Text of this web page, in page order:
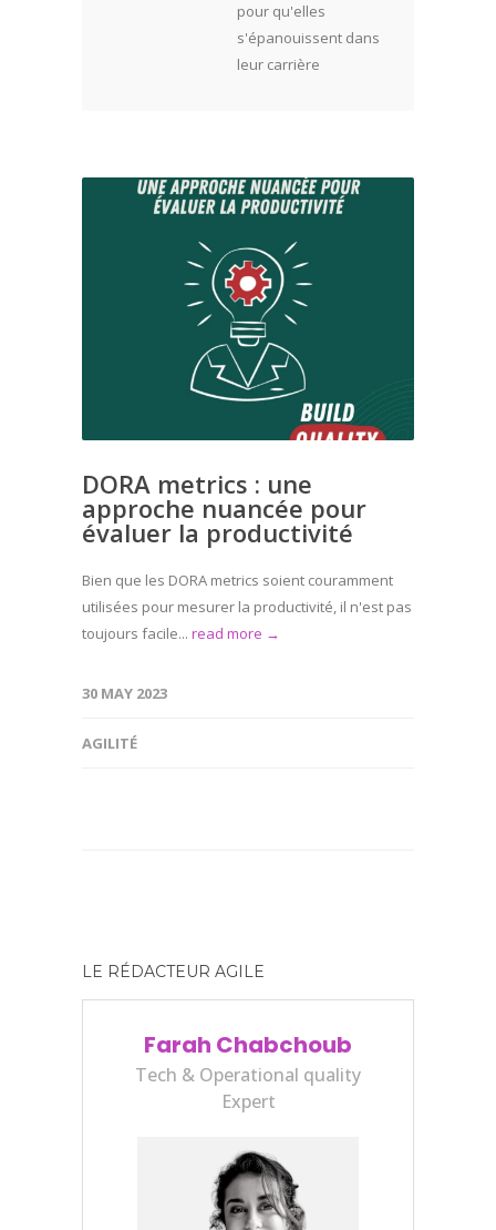
pour qu'elles
s'épanouissent dans
leur carrière
DORA metrics : une
approche nuancée pour
évaluer la productivité
Bien que les DORA metrics soient couramment
utilisées pour mesurer la productivité, il n'est pas
toujours facile... read more →
30 MAY 2023
AGILITÉ
LE RÉDACTEUR AGILE
Farah Chabchoub
Tech & Operational quality
Expert